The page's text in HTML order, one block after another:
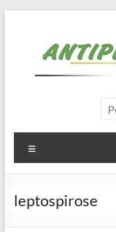
conteúdo
Litoral
Controle
Pragas,
dedetizadora,
leptospirose